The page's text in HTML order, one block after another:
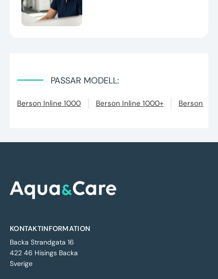
PASSAR MODELL:
Berson Inline 1000 Berson Inline 1000+ Berson
KONTAKTINFORMATION
Backa Strandgata 16
422 46 Hisings Backa
Sverige